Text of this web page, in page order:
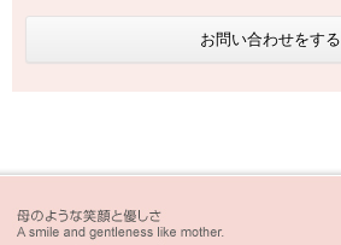
お問い合わせをする